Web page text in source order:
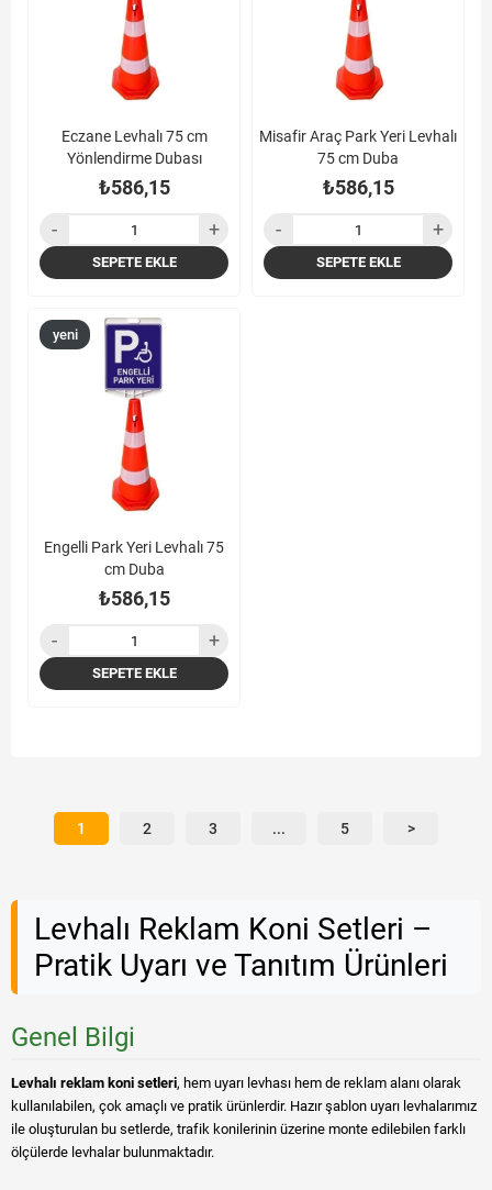
Eczane Levhalı 75 cm
Yönlendirme Dubası
₺586,15
SEPETE EKLE
Misafir Araç Park Yeri Levhalı
75 cm Duba
₺586,15
SEPETE EKLE
Engelli Park Yeri Levhalı 75
cm Duba
₺586,15
yeni
SEPETE EKLE
1 2 3 ... 5 >
Levhalı Reklam Koni Setleri –
Pratik Uyarı ve Tanıtım Ürünleri
Genel Bilgi
Levhalı reklam koni setleri, hem uyarı levhası hem de reklam alanı olarak
kullanılabilen, çok amaçlı ve pratik ürünlerdir. Hazır şablon uyarı levhalarımız
ile oluşturulan bu setlerde, trafik konilerinin üzerine monte edilebilen farklı
ölçülerde levhalar bulunmaktadır.